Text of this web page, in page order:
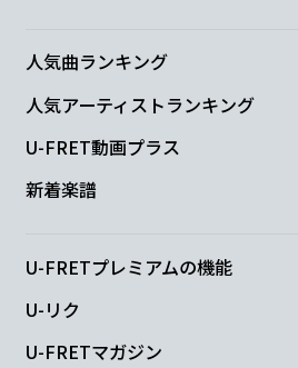
人気曲ランキング
人気アーティストランキング
U-FRET動画プラス
新着楽譜
U-FRETプレミアムの機能
U-リク
U-FRETマガジン